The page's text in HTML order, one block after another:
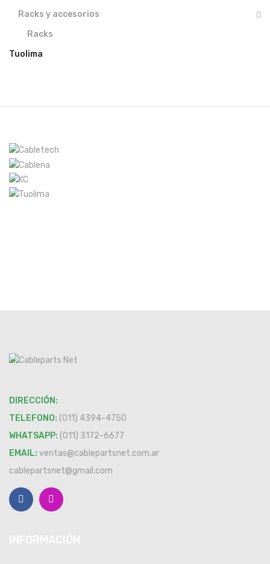
Racks y accesorios
Racks
Tuolima
DIRECCIÓN:
TELEFONO: (011) 4394-4750
WHATSAPP: (011) 3172-6677
EMAIL: ventas@cablepartsnet.com.ar
cablepartsnet@gmail.com